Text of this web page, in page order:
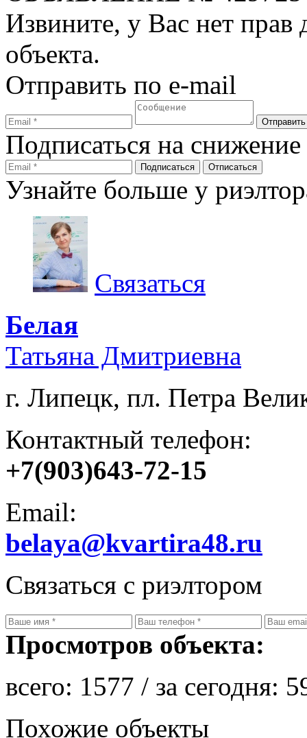
Извините, у Вас нет прав
объекта.
Отправить по e-mail
Подписаться на
Узнайте больше у
Связаться
Белая
Татьяна Дмитриевна
г. Липецк, пл. Петра
Контактный телефон:
+7(903)643-72-15
Email:
belaya@kvartira48.ru
Связаться с риэлтором
Просмотров объекта:
всего: 1577 / за сегодня:
Похожие объекты